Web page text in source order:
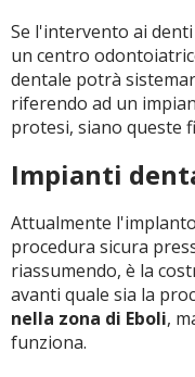
Se l'intervento ai
un centro
dentale potrà
riferendo ad un
protesi, siano queste
Impianti
Attualmente
procedura sicura
riassumendo, è la
avanti quale sia la
nella zona di Eboli,
funziona.